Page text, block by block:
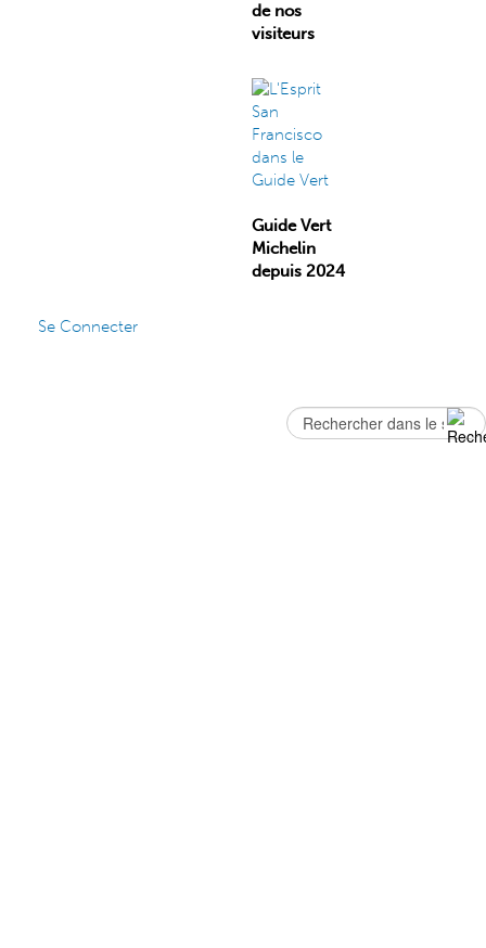
Rechercher
de nos
visiteurs
Guide Vert
Michelin
depuis 2024
Se Connecter